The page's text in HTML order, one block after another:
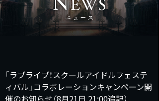
「ラブライブ！スクールアイドルフェステ
ィバル」コラボレーションキャンペーン開
催のお知らせ（8月21日 21:00追記）